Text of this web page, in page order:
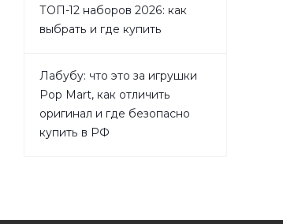
ТОП-12 наборов 2026: как
выбрать и где купить
Лабубу: что это за игрушки
Pop Mart, как отличить
оригинал и где безопасно
купить в РФ